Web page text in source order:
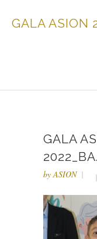
GALA ASION
GALA
byASION